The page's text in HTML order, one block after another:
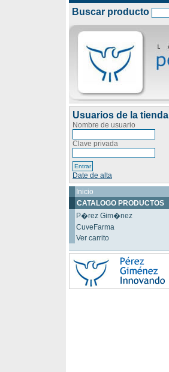
Buscar producto
Usuarios de la tienda
Nombre de usuario
Clave privada
Date de alta
Inicio
CATALOGO PRODUCTOS
P�rez Gim�nez
CuveFarma
Ver carrito